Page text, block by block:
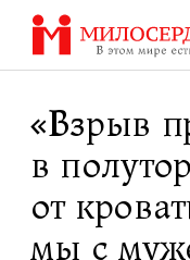
Перейти
содержанию
«Взрыв
в
от
мы с